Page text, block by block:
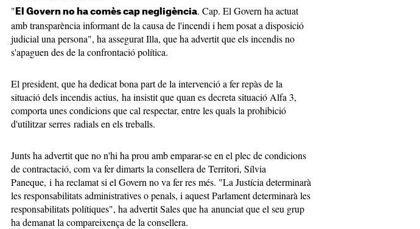
" El Govern no ha comès cap negligència. Cap. El Govern ha actuat
amb transparència informant de la causa de l'incendi i hem posat a disposició
judicial una persona", ha assegurat Illa, que ha advertit que els incendis no
s'apaguen des de la confrontació política.
El president, que ha dedicat bona part de la intervenció a fer repàs de la
situació dels incendis actius, ha insistit que quan es decreta situació Alfa 3,
comporta unes condicions que cal respectar, entre les quals la prohibició
d'utilitzar serres radials en els treballs.
Junts ha advertit que no n'hi ha prou amb emparar-se en el plec de condicions
de contractació, com va fer dimarts la consellera de Territori, Sílvia
Paneque, i ha reclamat si el Govern no va fer res més. "La Justícia determinarà
les responsabilitats administratives o penals, i aquest Parlament determinarà les
responsabilitats polítiques", ha advertit Sales que ha anunciat que el seu grup
ha demanat la compareixença de la consellera.